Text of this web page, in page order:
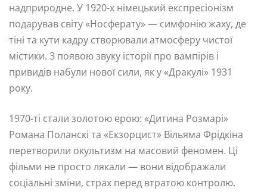
надприродне. У 1920-х німецький експресіонізм
подарував світу «Носферату» — симфонію жаху, де
тіні та кути кадру створювали атмосферу чистої
містики. З появою звуку історії про вампірів і
привидів набули нової сили, як у «Дракулі» 1931
року.
1970-ті стали золотою ерою: «Дитина Розмарі»
Романа Поланскі та «Екзорцист» Вільяма Фрідкіна
перетворили окультизм на масовий феномен. Ці
фільми не просто лякали — вони відображали
соціальні зміни, страх перед втратою контролю.